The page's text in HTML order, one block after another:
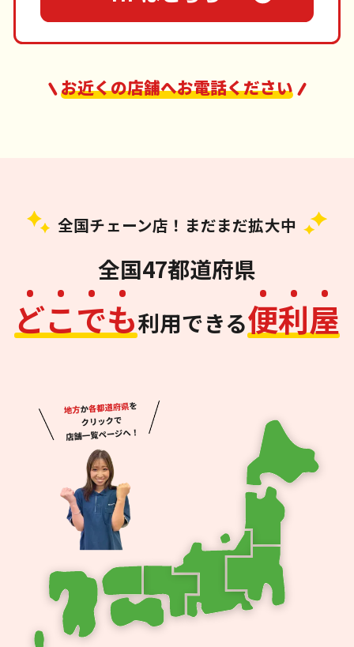
お近くの店舗へお電話ください
全国チェーン店！まだまだ拡大中
全国47都道府県
どこでも利用できる便利屋